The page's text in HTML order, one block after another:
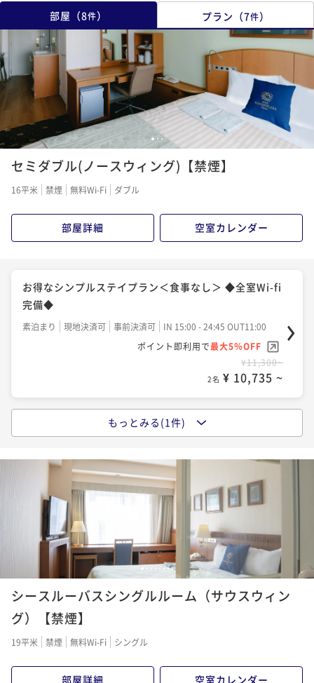
部屋 （8件） プラン （7件）
1 2 3
セミダブル(ノースウィング)【禁煙】
16平米 禁煙 無料Wi-Fi ダブル
部屋詳細 空室カレンダー
お得なシンプルステイプラン＜食事なし＞ ◆全室Wi-fi
完備◆
素泊まり 現地決済可 事前決済可
IN 15:00 - 24:45 OUT11:00
ポイント即利用で最大5％OFF
¥11,300~
2名 ¥ 10,735 ~
●お得なシンプルステイプラン＜朝食付＞【自慢の朝
朝食付き 現地決済可 事前決済可
IN 15:00 - 24:45 OUT11:00
ポイント即利用で最大5％OFF
¥15,300~
もっとみる(1件)
1 2 4 5678
シースルーバスシングルルーム（サウスウィン
グ）【禁煙】
19平米 禁煙 無料Wi-Fi シングル
部屋詳細 空室カレンダー